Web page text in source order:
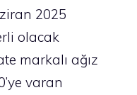
2025
olacak
markalı ağız
varan